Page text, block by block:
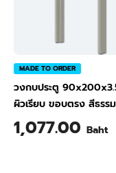
MADE TO ORDER
วงกบประตู
ผิวเรียบ ขอบตรง สีธรร
1,077.00 Baht